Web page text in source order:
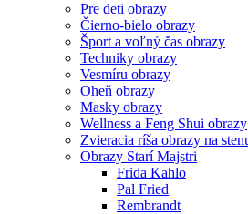
Pre deti obrazy
Čierno-bielo obrazy
Šport a voľný čas obrazy
Techniky obrazy
Vesmíru obrazy
Oheň obrazy
Masky obrazy
Wellness a Feng Shui obrazy
Zvieracia ríša obrazy na
Obrazy Starí Majstri
Frida Kahlo
Pal Fried
Rembrandt